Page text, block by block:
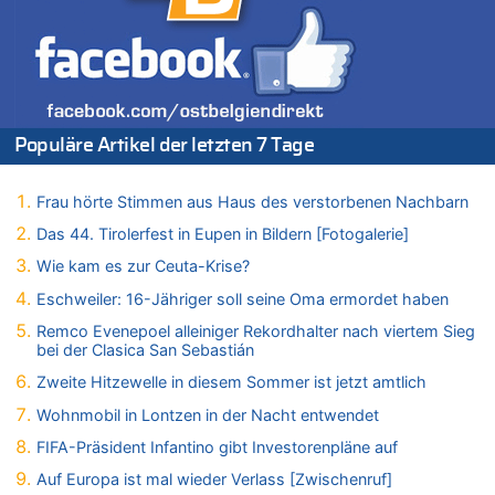
Wasserstand des Rheins in NRW so niedrig wie noch nie
05.08.2026 - 22:35 von Chips zu
Wasserstand des Rheins in NRW so niedrig wie noch nie
05.08.2026 - 22:31 von Chips zu
Mehrere Menschen in Londons City niedergestochen
05.08.2026 - 22:18 von Kritisch denken zu
Mehrere Menschen in Londons City niedergestochen
05.08.2026 - 21:53 von Karli Dall zu
Wasserstand des Rheins in NRW so niedrig wie noch nie
05.08.2026 - 21:10 von Ahja zu
Wasserstand des Rheins in NRW so niedrig wie noch nie
05.08.2026 - 21:05 von Oberstes Kommentargremium zu
Wie kam es zur Ceuta-Krise?
05.08.2026 - 20:50 von Tierexperte zu
Belgien setzt bei Reit-WM auf starke Springreiter
05.08.2026 - 20:38 von Willi Müller zu
Populäre Artikel der letzten 7 Tage
Frau hörte Stimmen aus Haus des verstorbenen Nachbarn
Das 44. Tirolerfest in Eupen in Bildern [Fotogalerie]
Wie kam es zur Ceuta-Krise?
Eschweiler: 16-Jähriger soll seine Oma ermordet haben
Remco Evenepoel alleiniger Rekordhalter nach viertem Sieg
bei der Clasica San Sebastián
Zweite Hitzewelle in diesem Sommer ist jetzt amtlich
Wohnmobil in Lontzen in der Nacht entwendet
FIFA-Präsident Infantino gibt Investorenpläne auf
Auf Europa ist mal wieder Verlass [Zwischenruf]